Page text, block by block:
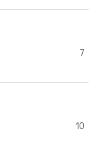
7
10